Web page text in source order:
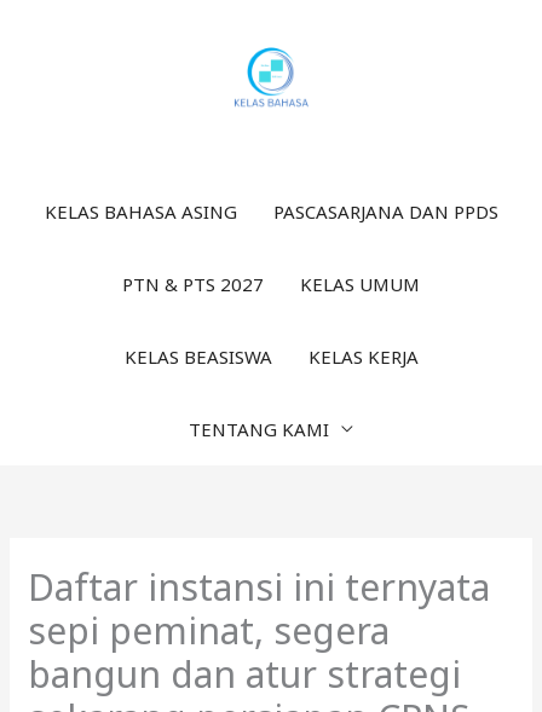
KELAS BAHASA ASING PASCASARJANA DAN PPDS
PTN & PTS 2027 KELAS UMUM
KELAS BEASISWA KELAS KERJA
TENTANG KAMI
Daftar instansi ini ternyata
sepi peminat, segera
bangun dan atur strategi